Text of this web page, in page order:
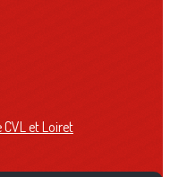
CVL et Loiret